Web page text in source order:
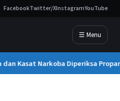
FacebookTwitter/XInstagramYouTube
☰ Menu
Kasat Narkoba Diperiksa